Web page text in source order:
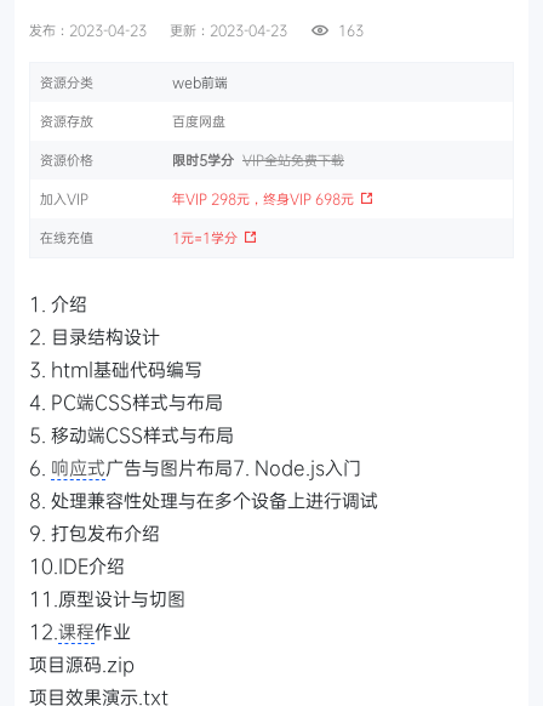
发布：2023-04-23 更新：2023-04-23 163
资源分类 web前端
资源存放 百度网盘
资源价格 限时5学分 VIP全站免费下载
加入VIP 年VIP 298元，终身VIP 698元
在线充值 1元=1学分
1. 介绍
2. 目录结构设计
3. html基础代码编写
4. PC端CSS样式与布局
5. 移动端CSS样式与布局
6. 响应式广告与图片布局7. Node.js入门
8. 处理兼容性处理与在多个设备上进行调试
9. 打包发布介绍
10.IDE介绍
11.原型设计与切图
12. 课程作业
项目源码.zip
项目效果演示.txt